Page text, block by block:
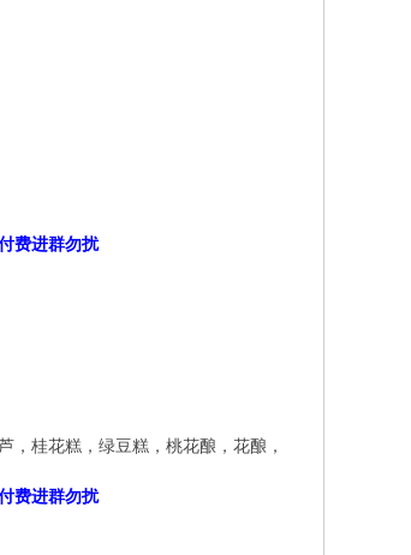
费进群勿扰
桂花糕，绿豆糕，桃花酿，花酿，
费进群勿扰